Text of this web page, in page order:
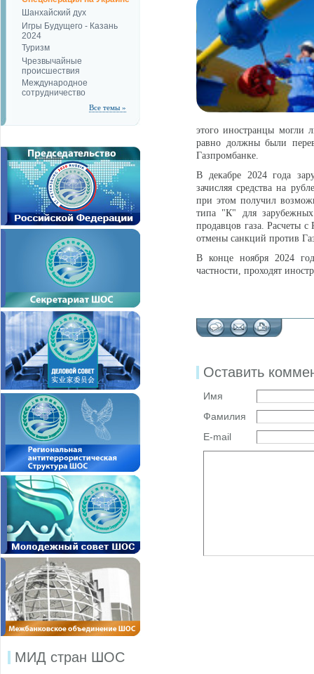
Шанхайский дух
Игры Будущего - Казань
2024
Туризм
Чрезвычайные
происшествия
Международное
сотрудничество
Все темы »
МИД стран ШОС
этого иностранцы могли
равно должны были
Газпромбанке.
В декабре 2024 года
зачисляя средства на
при этом получил
типа "К" для
продавцов газа. Расчеты
отмены санкций против
В конце ноября 2024
частности, проходят
Оставить
Имя
Фамилия
E-mail